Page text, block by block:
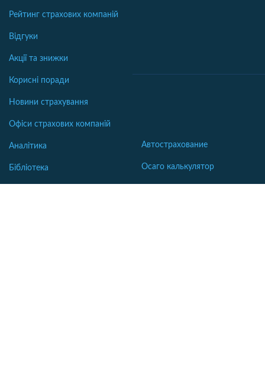
Рейтинг страхових компаній
Відгуки
Акції та знижки
Корисні поради
Новини страхування
Офіси страхових компаній
Аналітика
Бібліотека
Автострахование
Осаго калькулятор